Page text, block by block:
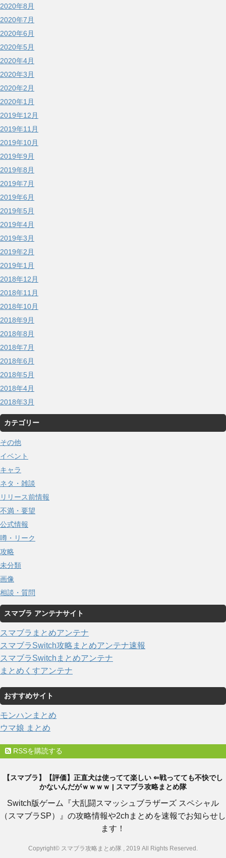
2020年8月
2020年7月
2020年6月
2020年5月
2020年4月
2020年3月
2020年2月
2020年1月
2019年12月
2019年11月
2019年10月
2019年9月
2019年8月
2019年7月
2019年6月
2019年5月
2019年4月
2019年3月
2019年2月
2019年1月
2018年12月
2018年11月
2018年10月
2018年9月
2018年8月
2018年7月
2018年6月
2018年5月
2018年4月
2018年3月
カテゴリー
その他
イベント
キャラ
ネタ・雑談
リリース前情報
不満・要望
公式情報
噂・リーク
攻略
未分類
画像
相談・質問
スマブラ アンテナサイト
スマブラまとめアンテナ
スマブラSwitch攻略まとめアンテナ速報
スマブラSwitchまとめアンテナ
まとめくすアンテナ
おすすめサイト
モンハンまとめ
ウマ娘 まとめ
RSSを購読する
【スマブラ】【評価】正直犬は使ってて楽しい ⇐戦ってても不快でし
かないんだがｗｗｗｗ | スマブラ攻略まとめ隊
Switch版ゲーム『大乱闘スマッシュブラザーズ スペシャル
（スマブラSP）』の攻略情報や2chまとめを速報でお知らせし
ます！
Copyright© スマブラ攻略まとめ隊 , 2019 All Rights Reserved.